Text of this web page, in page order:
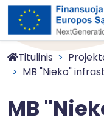
Titulinis
MB "Nieko"
MB